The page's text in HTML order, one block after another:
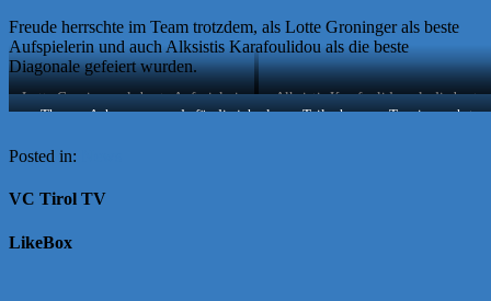
Freude herrschte im Team trotzdem, als Lotte Groninger als beste
Aufspielerin und auch Alksistis Karafoulidou als die beste
Diagonale gefeiert wurden.
Lotte Groninger als beste Aufspielerin
Alksistis Karafoulidou als die beste
Diagonale
Therese Achammer wurde für die jahrelange Teilnahme am Turnier geehrt
Posted in:
VC Tirol TV
LikeBox